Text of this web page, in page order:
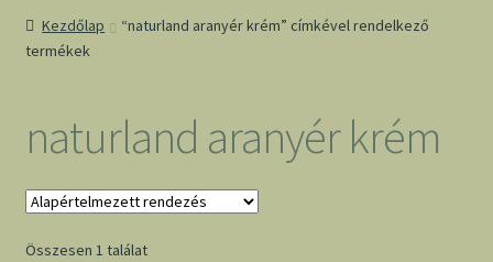
Kezdőlap
“naturland aranyér krém” címkével rendelkező
termékek
naturland aranyér krém
Összesen 1 találat